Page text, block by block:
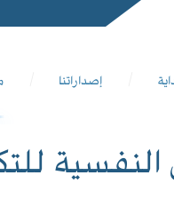
إصداراتنا